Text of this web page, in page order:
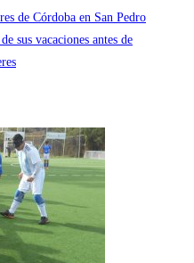
de Córdoba en San Pedro
sus vacaciones antes de